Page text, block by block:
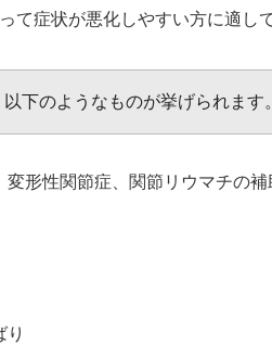
て症状が悪化しやすい方に適し
下のようなものが挙げられます。
形性関節症、関節リウマチの補
り